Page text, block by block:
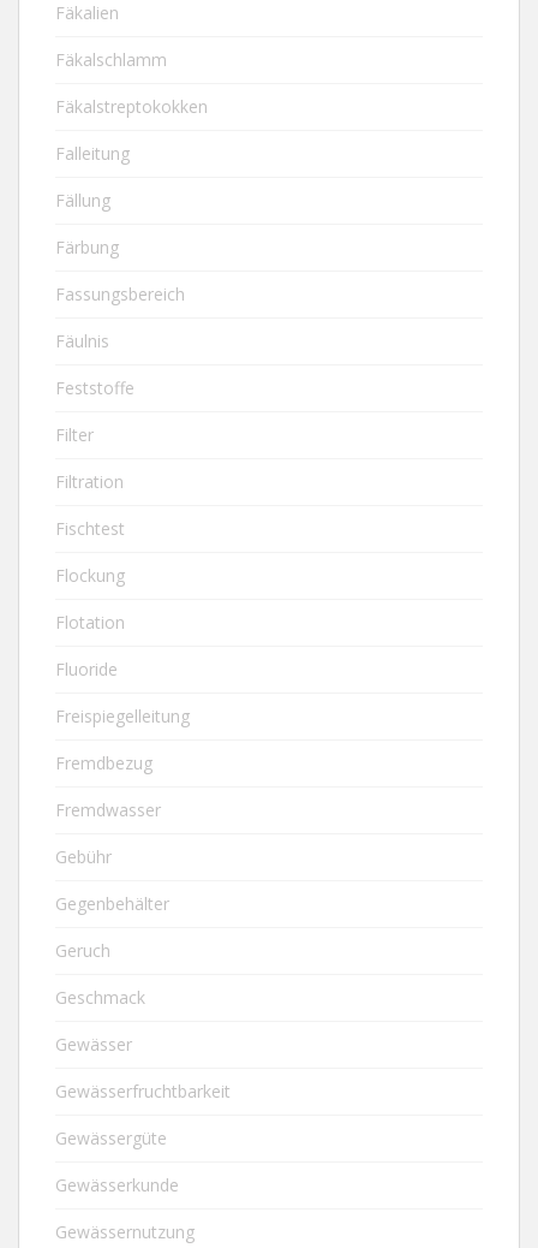
Fäkalien
Fäkalschlamm
Fäkalstreptokokken
Falleitung
Fällung
Färbung
Fassungsbereich
Fäulnis
Feststoffe
Filter
Filtration
Fischtest
Flockung
Flotation
Fluoride
Freispiegelleitung
Fremdbezug
Fremdwasser
Gebühr
Gegenbehälter
Geruch
Geschmack
Gewässer
Gewässerfruchtbarkeit
Gewässergüte
Gewässerkunde
Gewässernutzung